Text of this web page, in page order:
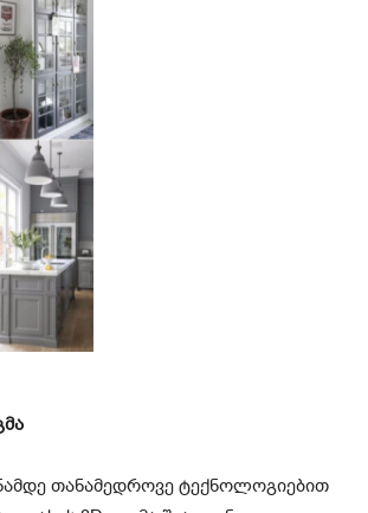
თანამედროვე ტექნოლოგიებით